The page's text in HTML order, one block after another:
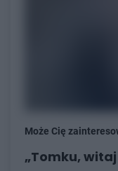
Może Cię
„Tomku,